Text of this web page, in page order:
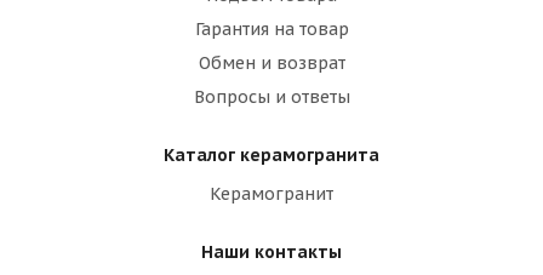
Гарантия на товар
Обмен и возврат
Вопросы и ответы
Каталог керамогранита
Керамогранит
Наши контакты